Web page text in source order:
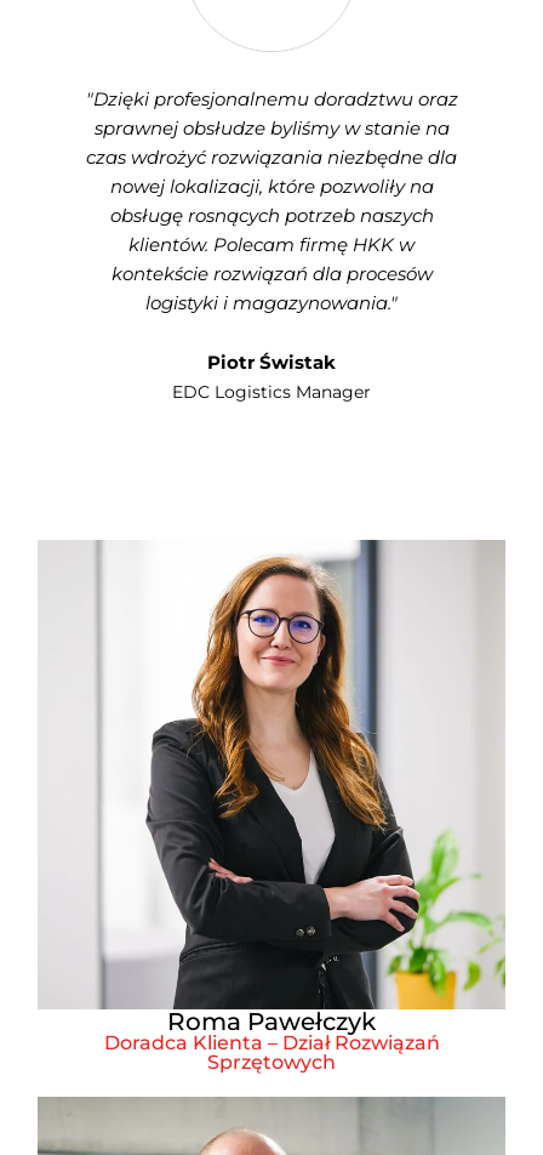
"Dzięki profesjonalnemu doradztwu oraz
sprawnej obsłudze byliśmy w stanie na
czas wdrożyć rozwiązania niezbędne dla
nowej lokalizacji, które pozwoliły na
obsługę rosnących potrzeb naszych
klientów. Polecam firmę HKK w
kontekście rozwiązań dla procesów
logistyki i magazynowania."
Piotr Świstak
EDC Logistics Manager
Roma Pawełczyk
Doradca Klienta – Dział Rozwiązań
Sprzętowych